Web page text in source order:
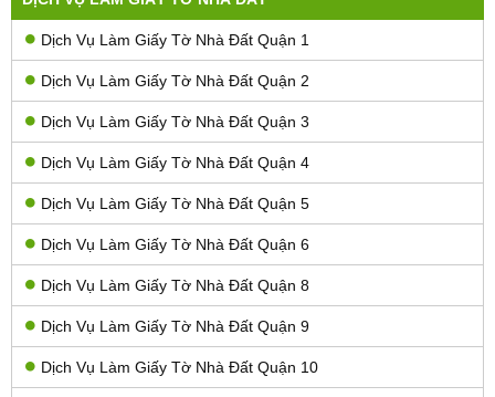
Dịch Vụ Làm Giấy Tờ Nhà Đất Quận 1
Dịch Vụ Làm Giấy Tờ Nhà Đất Quận 2
Dịch Vụ Làm Giấy Tờ Nhà Đất Quận 3
Dịch Vụ Làm Giấy Tờ Nhà Đất Quận 4
Dịch Vụ Làm Giấy Tờ Nhà Đất Quận 5
Dịch Vụ Làm Giấy Tờ Nhà Đất Quận 6
Dịch Vụ Làm Giấy Tờ Nhà Đất Quận 8
Dịch Vụ Làm Giấy Tờ Nhà Đất Quận 9
Dịch Vụ Làm Giấy Tờ Nhà Đất Quận 10